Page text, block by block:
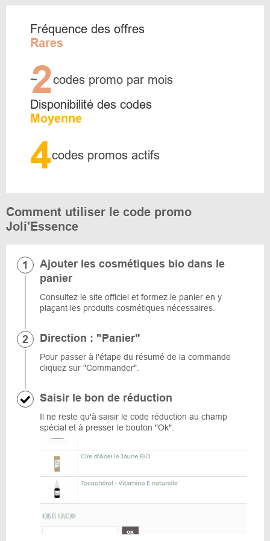
Fréquence des offres
Rares
~
2codes promo par mois
Disponibilité des codes
Moyenne
4codes promos actifs
Comment utiliser le code promo
Joli'Essence
Ajouter les cosmétiques bio dans le
panier
Consultez le site officiel et formez le panier en y
plaçant les produits cosmétiques nécessaires.
Direction : "Panier"
Pour passer à l'étape du résumé de la commande
cliquez sur "Commander".
Saisir le bon de réduction
Il ne reste qu'à saisir le code réduction au champ
spécial et à presser le bouton "Ok".